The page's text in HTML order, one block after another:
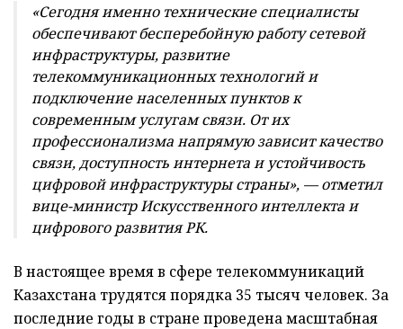
«Сегодня именно технические специалисты
обеспечивают бесперебойную работу сетевой
инфраструктуры, развитие
телекоммуникационных технологий и
подключение населенных пунктов к
современным услугам связи. От их
профессионализма напрямую зависит качество
связи, доступность интернета и устойчивость
цифровой инфраструктуры страны», — отметил
вице-министр Искусственного интеллекта и
цифрового развития РК.
В настоящее время в сфере телекоммуникаций
Казахстана трудятся порядка 35 тысяч человек. За
последние годы в стране проведена масштабная